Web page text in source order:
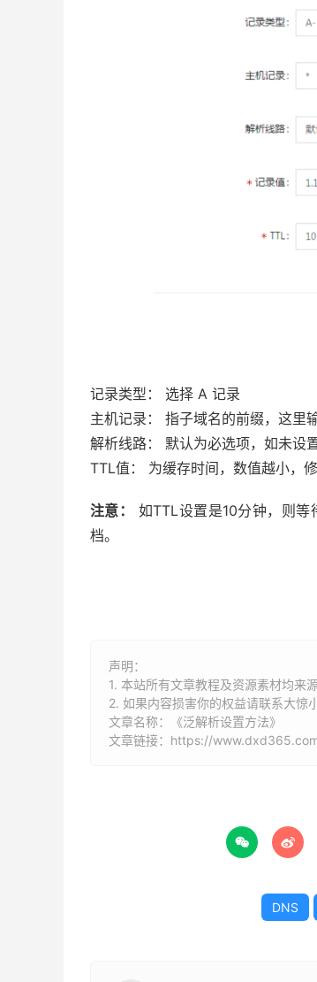
记录类型： 选择 A 记录
主机记录： 指子域名的前缀，这里
解析线路： 默认为必选项，如未设
TTL值： 为缓存时间，数值越小，
注意：
如TTL设置是10分钟，则
档。
声明：
1. 本站所有文章教程及资源素材均来
2. 如果内容损害你的权益请联系大惊
文章名称：《泛解析设置方法》
文章链接： https://
 
DNS